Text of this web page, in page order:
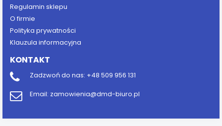
Regulamin sklepu
O firmie
Polityka prywatności
Klauzula informacyjna
KONTAKT
Zadzwoń do nas: +48 509 956 131
Email: zamowienia@dmd-biuro.pl